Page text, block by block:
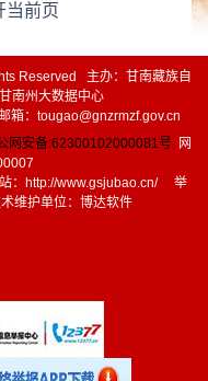
当前页
Reserved 主办：甘南藏族自
南州大数据中心
箱：tougao@gnzrmzf.gov.cn
网安备:62300102000081号网
： http://www.gsjubao.cn/举
维护单位：博达软件